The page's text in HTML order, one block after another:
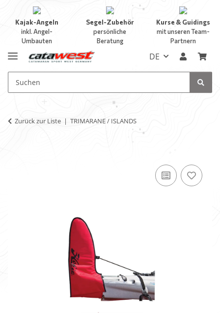
Kajak-Angeln
inkl. Angel-
Umbauten
Segel-Zubehör
persönliche
Beratung
Kurse & Guidings
mit unseren Team-
Partnern
DE
Zurück zur Liste TRIMARANE / ISLANDS